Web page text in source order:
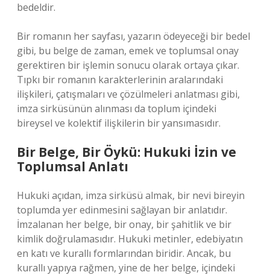
bedeldir.
Bir romanın her sayfası, yazarın ödeyeceği bir bedel
gibi, bu belge de zaman, emek ve toplumsal onay
gerektiren bir işlemin sonucu olarak ortaya çıkar.
Tıpkı bir romanın karakterlerinin aralarındaki
ilişkileri, çatışmaları ve çözülmeleri anlatması gibi,
imza sirküsünün alınması da toplum içindeki
bireysel ve kolektif ilişkilerin bir yansımasıdır.
Bir Belge, Bir Öykü: Hukuki İzin ve
Toplumsal Anlatı
Hukuki açıdan, imza sirküsü almak, bir nevi bireyin
toplumda yer edinmesini sağlayan bir anlatıdır.
İmzalanan her belge, bir onay, bir şahitlik ve bir
kimlik doğrulamasıdır. Hukuki metinler, edebiyatın
en katı ve kurallı formlarından biridir. Ancak, bu
kurallı yapıya rağmen, yine de her belge, içindeki